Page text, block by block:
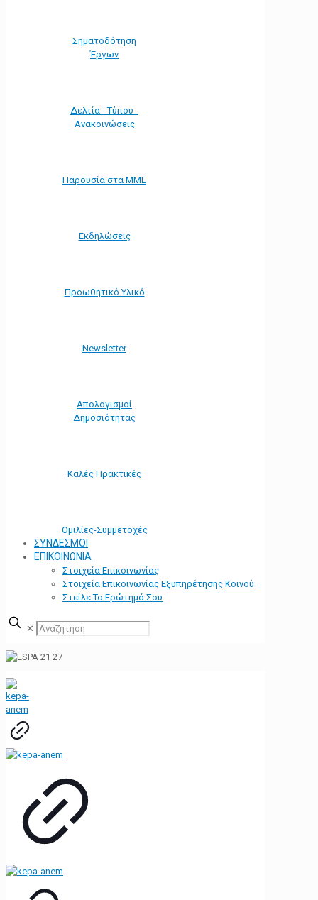
Σηματοδότηση
Έργων
Δελτία - Τύπου -
Ανακοινώσεις
Παρουσία στα ΜΜΕ
Εκδηλώσεις
Προωθητικό Υλικό
Νewsletter
Απολογισμοί
Δημοσιότητας
Καλές Πρακτικές
Ομιλίες-Συμμετοχές
ΣΥΝΔΕΣΜΟΙ
ΕΠΙΚΟΙΝΩΝΙΑ
Στοιχεία Επικοινωνίας
Στοιχεία Επικοινωνίας Εξυπηρέτησης Κοινού
Στείλε Το Ερώτημά Σου
✕